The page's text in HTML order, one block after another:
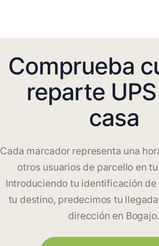
Comprueba
reparte
casa
Cada marcador representa una
otros usuarios de parcello en
Introduciendo tu identificación
tu destino, predecimos tu
dirección en Bogajo.